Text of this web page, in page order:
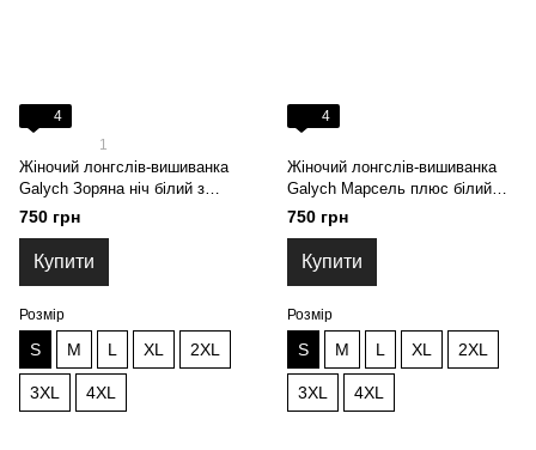
4
1
Жіночий лонгслів-вишиванка
Galych Зоряна ніч білий з
фіолетовим 6624 (S)
750 грн
Купити
Розмір
S M L XL 2XL
3XL 4XL
4
Жіночий лонгслів-вишиванка
Galych Марсель плюс білий
6626 (S)
750 грн
Купити
Розмір
S M L XL 2XL
3XL 4XL